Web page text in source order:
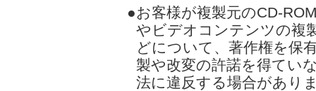
●お客様が複製元のCD-
やビデオコンテンツの複
どについて、著作権を保
製や改変の許諾を得てい
法に違反する場合があり